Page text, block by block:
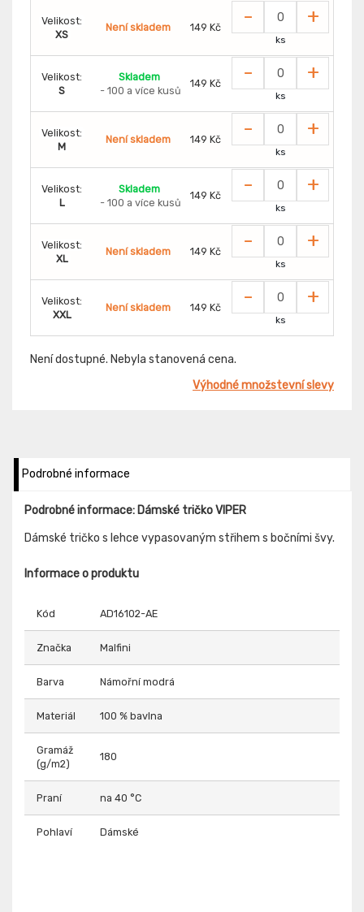
Velikost:
XS
Není skladem 149 Kč - +
ks
Velikost:
S
Skladem
- 100 a více kusů
149 Kč - +
ks
Velikost:
M
Není skladem 149 Kč - +
ks
Velikost:
L
Skladem
- 100 a více kusů
149 Kč - +
ks
Velikost:
XL
Není skladem 149 Kč - +
ks
Velikost:
XXL
Není skladem 149 Kč - +
ks
Není dostupné. Nebyla stanovená cena.
Výhodné množstevní slevy
Podrobné informace
Podrobné informace: Dámské tričko VIPER
Dámské tričko s lehce vypasovaným střihem s bočními švy.
Informace o produktu
Kód AD16102-AE
Značka Malfini
Barva Námořní modrá
Materiál 100 % bavlna
Gramáž
(g/m2)
180
Praní na 40 °C
Pohlaví Dámské